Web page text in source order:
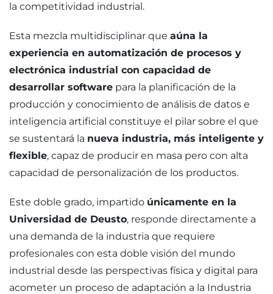
la competitividad industrial.
Esta mezcla multidisciplinar que aúna la
experiencia en automatización de procesos y
electrónica industrial con capacidad de
desarrollar software para la planificación de la
producción y conocimiento de análisis de datos e
inteligencia artificial constituye el pilar sobre el que
se sustentará la nueva industria, más inteligente y
flexible, capaz de producir en masa pero con alta
capacidad de personalización de los productos.
Este doble grado, impartido únicamente en la
Universidad de Deusto, responde directamente a
una demanda de la industria que requiere
profesionales con esta doble visión del mundo
industrial desde las perspectivas física y digital para
acometer un proceso de adaptación a la Industria